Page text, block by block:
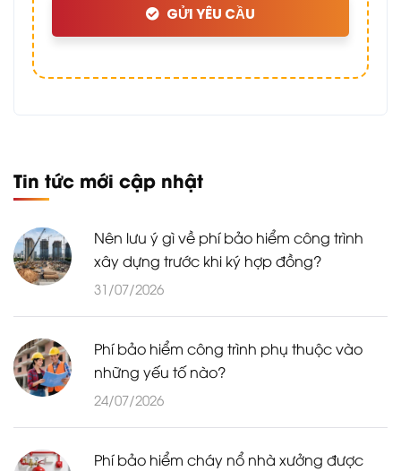
GỬI YÊU CẦU
Tin tức mới cập nhật
Nên lưu ý gì về phí bảo hiểm công trình
xây dựng trước khi ký hợp đồng?
31/07/2026
Phí bảo hiểm công trình phụ thuộc vào
những yếu tố nào?
24/07/2026
Phí bảo hiểm cháy nổ nhà xưởng được